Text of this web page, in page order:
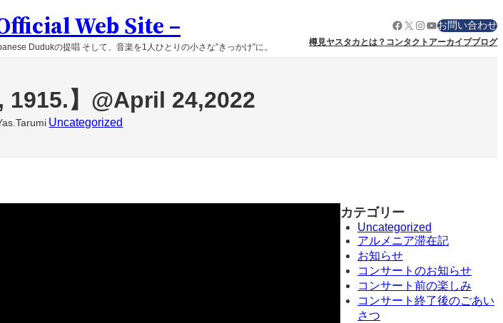
Web Site –
Dudukの提唱 そして、音楽を1人ひとりの小さな”きっかけ”に。
Facebook
X Instagram
YouTube
お問い合わせ
樽見ヤスタカとは？ コンタクト アーカイブブログ
1915.】@April 24,2022
Uncategorized
カテゴリー
Uncategorized
アルメニア滞在記
お知らせ
コンサートのお知らせ
コンサート前の楽しみ
コンサート終了後のごあい
さつ